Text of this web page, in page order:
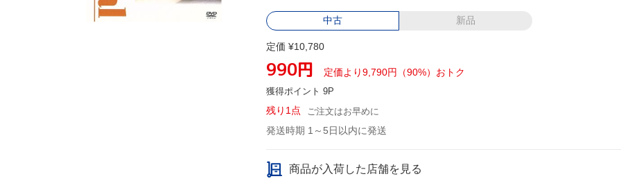
中古 新品
定価 ¥10,780
990円 定価より9,790円（90%）おトク
獲得ポイント 9P
残り1点 ご注文はお早めに
発送時期 1～5日以内に発送
商品が入荷した店舗を見る